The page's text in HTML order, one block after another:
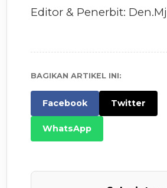
Editor & Penerbit: Den.Mj
BAGIKAN ARTIKEL INI:
Facebook Twitter
WhatsApp